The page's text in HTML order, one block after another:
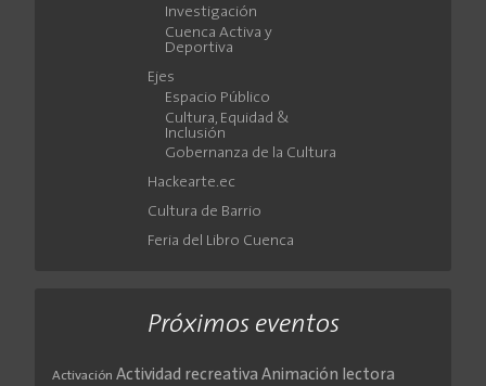
Investigación
Cuenca Activa y
Deportiva
Ejes
Espacio Público
Cultura, Equidad &
Inclusión
Gobernanza de la Cultura
Hackearte.ec
Cultura de Barrio
Feria del Libro Cuenca
Próximos eventos
Activación Actividad recreativa Animación lectora